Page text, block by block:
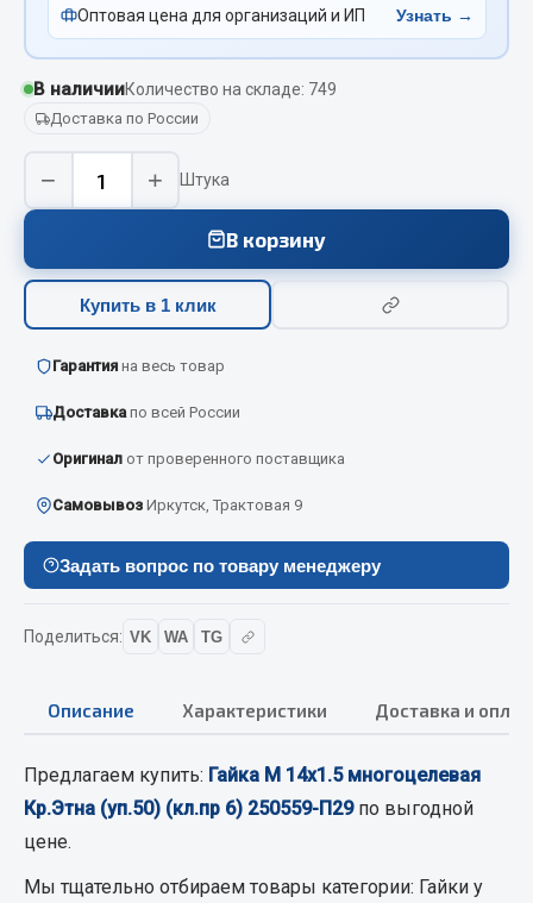
Аптечки и знаки автомобильные
Брызговики
Вентиляторы кабины
Вымпела
Весь раздел
Смазочные материалы
Технические жидкости
Весь раздел
МЕТИЗЫ
Гайки
Весь раздел
Оптовая цена для организаций и ИП Узнать →
В наличииКоличество на складе: 749
Доставка по России
− + Штука
В корзину
Купить в 1 клик
Гарантия на весь товар
Доставкапо всей России
Оригинал от проверенного поставщика
Самовывоз Иркутск, Трактовая 9
Задать вопрос по товару менеджеру
Поделиться: VK WA TG
Описание Характеристики Доставка и
Предлагаем купить: Гайка М 14х1.5 многоцелевая
Кр.Этна (уп.50) (кл.пр 6) 250559-П29по выгодной
цене.
Мы тщательно отбираем товары категории: Гайки у